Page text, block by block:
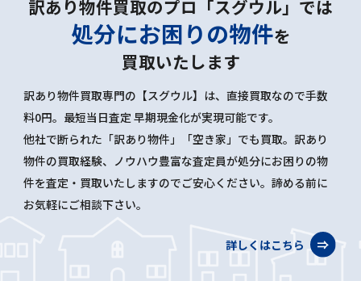
訳あり物件買取のプロ「スグウル」では
処分にお困りの物件を
買取いたします
訳あり物件買取専門の【スグウル】は、直接買取なので手数
料0円。最短当日査定 早期現金化が実現可能です。
他社で断られた「訳あり物件」「空き家」でも買取。訳あり
物件の買取経験、ノウハウ豊富な査定員が処分にお困りの物
件を査定・買取いたしますのでご安心ください。諦める前に
お気軽にご相談下さい。
詳しくはこちら